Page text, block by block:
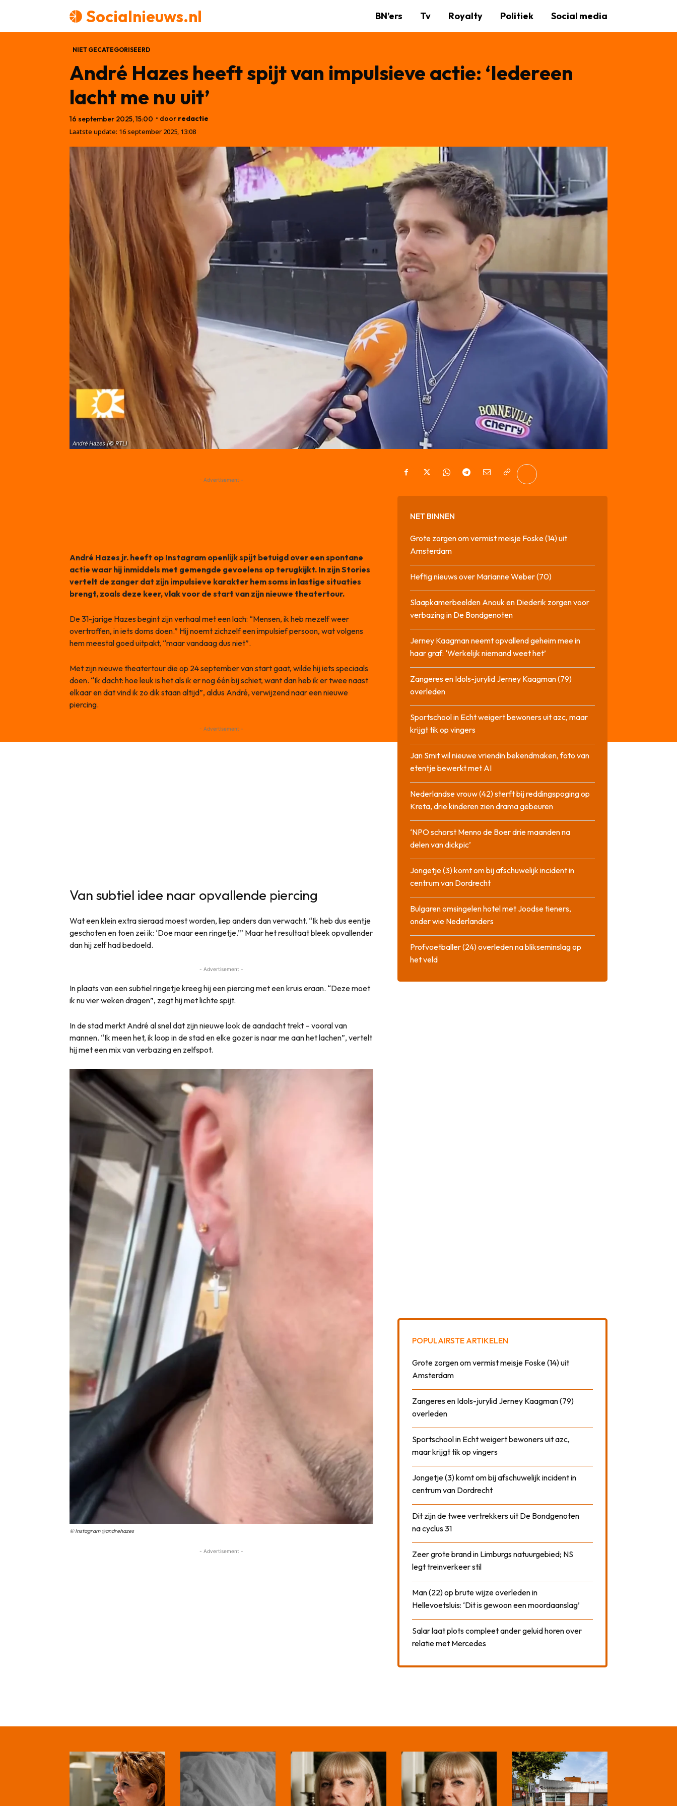
Socialnieuws.nl BN’ers Tv Royalty Politiek Social media
NIET GECATEGORISEERD
André Hazes heeft spijt van impulsieve actie: ‘Iedereen
lacht me nu uit’
16 september 2025, 15:00 • door redactie
Laatste update: 16 september 2025, 13:08
André Hazes (© RTL)
- Advertisement -
André Hazes jr. heeft op Instagram openlijk spijt betuigd over een spontane
actie waar hij inmiddels met gemengde gevoelens op terugkijkt. In zijn Stories
vertelt de zanger dat zijn impulsieve karakter hem soms in lastige situaties
brengt, zoals deze keer, vlak voor de start van zijn nieuwe theatertour.
De 31-jarige Hazes begint zijn verhaal met een lach: “Mensen, ik heb mezelf weer
overtroffen, in iets doms doen.” Hij noemt zichzelf een impulsief persoon, wat volgens
hem meestal goed uitpakt, “maar vandaag dus niet”.
Met zijn nieuwe theatertour die op 24 september van start gaat, wilde hij iets speciaals
doen. “Ik dacht: hoe leuk is het als ik er nog één bij schiet, want dan heb ik er twee naast
elkaar en dat vind ik zo dik staan altijd”, aldus André, verwijzend naar een nieuwe
piercing.
- Advertisement -
Van subtiel idee naar opvallende piercing
Wat een klein extra sieraad moest worden, liep anders dan verwacht. “Ik heb dus eentje
geschoten en toen zei ik: ‘Doe maar een ringetje.’” Maar het resultaat bleek opvallender
dan hij zelf had bedoeld.
- Advertisement -
In plaats van een subtiel ringetje kreeg hij een piercing met een kruis eraan. “Deze moet
ik nu vier weken dragen”, zegt hij met lichte spijt.
In de stad merkt André al snel dat zijn nieuwe look de aandacht trekt – vooral van
mannen. “Ik meen het, ik loop in de stad en elke gozer is naar me aan het lachen”, vertelt
hij met een mix van verbazing en zelfspot.
© Instagram @andrehazes
- Advertisement -
NET BINNEN
Grote zorgen om vermist meisje Foske (14) uit
Amsterdam
Heftig nieuws over Marianne Weber (70)
Slaapkamerbeelden Anouk en Diederik zorgen voor
verbazing in De Bondgenoten
Jerney Kaagman neemt opvallend geheim mee in
haar graf: ‘Werkelijk niemand weet het’
Zangeres en Idols-jurylid Jerney Kaagman (79)
overleden
Sportschool in Echt weigert bewoners uit azc, maar
krijgt tik op vingers
Jan Smit wil nieuwe vriendin bekendmaken, foto van
etentje bewerkt met AI
Nederlandse vrouw (42) sterft bij reddingspoging op
Kreta, drie kinderen zien drama gebeuren
‘NPO schorst Menno de Boer drie maanden na
delen van dickpic’
Jongetje (3) komt om bij afschuwelijk incident in
centrum van Dordrecht
Bulgaren omsingelen hotel met Joodse tieners,
onder wie Nederlanders
Profvoetballer (24) overleden na blikseminslag op
het veld
POPULAIRSTE ARTIKELEN
Grote zorgen om vermist meisje Foske (14) uit
Amsterdam
Zangeres en Idols-jurylid Jerney Kaagman (79)
overleden
Sportschool in Echt weigert bewoners uit azc,
maar krijgt tik op vingers
Jongetje (3) komt om bij afschuwelijk incident in
centrum van Dordrecht
Dit zijn de twee vertrekkers uit De Bondgenoten
na cyclus 31
Zeer grote brand in Limburgs natuurgebied; NS
legt treinverkeer stil
Man (22) op brute wijze overleden in
Hellevoetsluis: ‘Dit is gewoon een moordaanslag’
Salar laat plots compleet ander geluid horen over
relatie met Mercedes